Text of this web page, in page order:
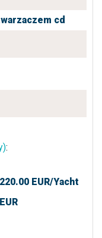
cd
:
220.00 EUR/Yacht
EUR